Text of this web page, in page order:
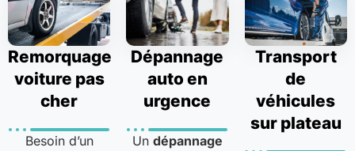
Remorquage
voiture pas
cher
Besoin d’un
Dépannage
auto en
urgence
Un dépannage
Transport
de
véhicules
sur plateau